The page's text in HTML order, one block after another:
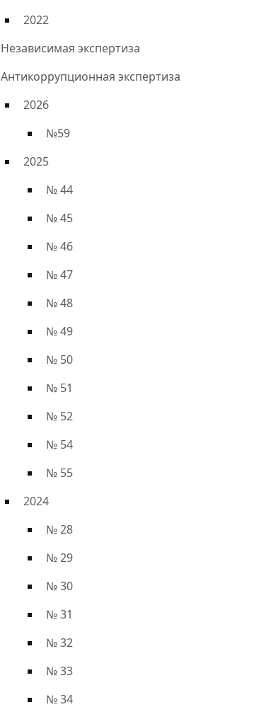
2022
Независимая экспертиза
Антикоррупционная экспертиза
2026
№59
2025
№ 44
№ 45
№ 46
№ 47
№ 48
№ 49
№ 50
№ 51
№ 52
№ 54
№ 55
2024
№ 28
№ 29
№ 30
№ 31
№ 32
№ 33
№ 34